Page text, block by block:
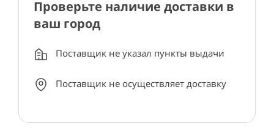
Проверьте наличие доставки в
ваш город
Поставщик не указал пункты выдачи
Поставщик не осуществляет доставку